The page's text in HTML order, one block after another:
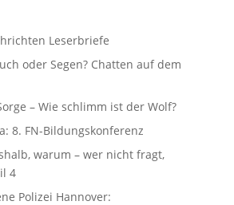
Leserbriefe
oder Segen? Chatten auf dem
– Wie schlimm ist der Wolf?
8. FN-Bildungskonferenz
warum – wer nicht fragt,
4
Polizei Hannover: